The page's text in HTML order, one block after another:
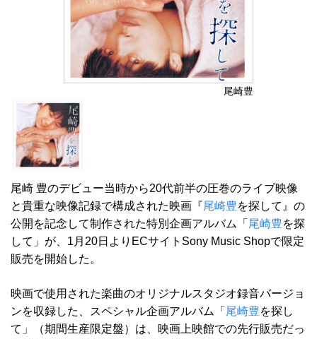
尾崎豊
尾崎 豊のデビュー当時から20代前半の圧巻のライブ映像
と貴重な映像記録で構成された映画『尾崎豊を探して』の
公開を記念して制作された特別企画アルバム「 尾崎豊を探
して」が、1月20日よりECサイトSony Music Shopで限定
販売を開始した。
映画で使用された楽曲のオリジナルスタジオ録音バージョ
ンを収録した、スペシャル企画アルバム「 尾崎豊を探し
て」（期間生産限定盤）は、映画上映館での先行販売だっ